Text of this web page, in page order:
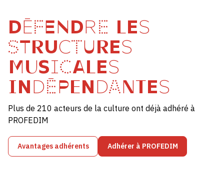
DÉFENDRE LES
STRUCTURES
MUSICALES
INDÉPENDANTES
Plus de 210 acteurs de la culture ont déjà adhéré à
PROFEDIM
Avantages adhérents Adhérer à PROFEDIM